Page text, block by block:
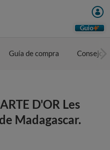
Guio
Guía de compra Consejos
D'OR Les
Madagascar.